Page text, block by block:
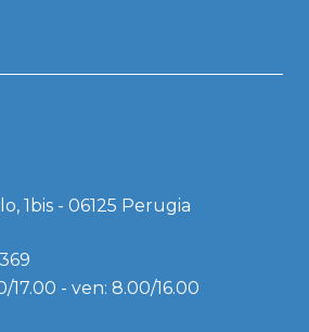
1bis - 06125 Perugia
17.00 - ven: 8.00/16.00